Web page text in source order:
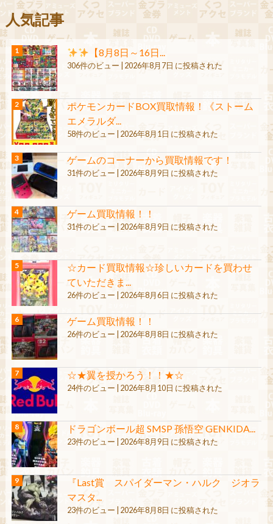
人気記事
【8月8日～16日...
306件のビュー 2026年8月7日 に投稿された
ポケモンカードBOX買取情報！《ストーム
エメラルダ...
58件のビュー 2026年8月1日 に投稿された
ゲームのコーナーから買取情報です！
31件のビュー 2026年8月9日 に投稿された
ゲーム買取情報！！
31件のビュー 2026年8月9日 に投稿された
☆カード買取情報☆珍しいカードを買わせ
ていただきま...
26件のビュー 2026年8月6日 に投稿された
ゲーム買取情報！！
26件のビュー 2026年8月8日 に投稿された
☆★翼を授かろう！！★☆
24件のビュー 2026年8月10日 に投稿された
ドラゴンボール超 SMSP 孫悟空 GENKIDA...
23件のビュー 2026年8月9日 に投稿された
『Last賞 スパイダーマン・ハルク ジオラ
マスタ...
23件のビュー 2026年8月8日 に投稿された